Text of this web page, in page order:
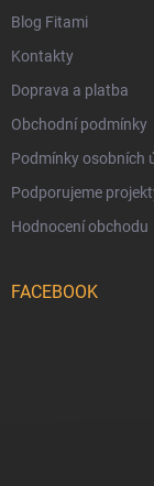
Blog Fitami
Kontakty
Doprava a platba
Obchodní podmínky
Podmínky osobních
Podporujeme
Hodnocení obchodu
FACEBOOK